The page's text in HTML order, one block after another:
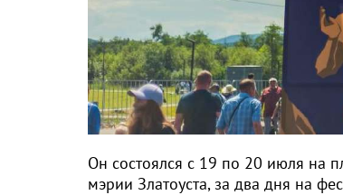
Он состоялся с 19 по 20 июля на
мэрии Златоуста, за два дня на